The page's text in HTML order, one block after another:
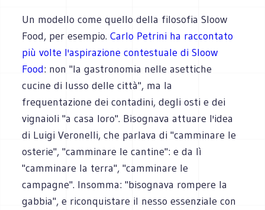
Un modello come quello della filosofia Sloow
Food, per esempio.Carlo Petrini ha raccontato
più volte l'aspirazione contestuale di Sloow
Food: non "la gastronomia nelle asettiche
cucine di lusso delle città", ma la
frequentazione dei contadini, degli osti e dei
vignaioli "a casa loro". Bisognava attuare l'idea
di Luigi Veronelli, che parlava di "camminare le
osterie", "camminare le cantine": e da lì
"camminare la terra", "camminare le
campagne". Insomma: "bisognava rompere la
gabbia", e riconquistare il nesso essenziale con